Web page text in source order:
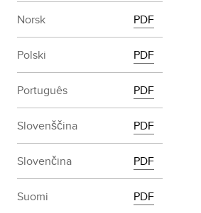
Norsk PDF
Polski PDF
Português PDF
Slovenščina PDF
Slovenčina PDF
Suomi PDF